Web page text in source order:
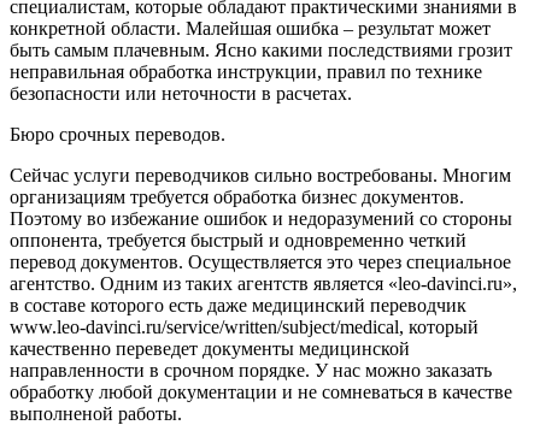
специалистам, которые обладают практическими знаниями в
конкретной области. Малейшая ошибка – результат может
быть самым плачевным. Ясно какими последствиями грозит
неправильная обработка инструкции, правил по технике
безопасности или неточности в расчетах.
Бюро срочных переводов.
Сейчас услуги переводчиков сильно востребованы. Многим
организациям требуется обработка бизнес документов.
Поэтому во избежание ошибок и недоразумений со стороны
оппонента, требуется быстрый и одновременно четкий
перевод документов. Осуществляется это через специальное
агентство. Одним из таких агентств является «leo-davinci.ru»,
в составе которого есть даже медицинский переводчик
www.leo-davinci.ru/service/written/subject/medical, который
качественно переведет документы медицинской
направленности в срочном порядке. У нас можно заказать
обработку любой документации и не сомневаться в качестве
выполненой работы.